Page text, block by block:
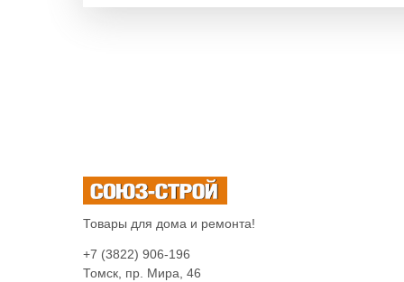
Товары для дома и ремонта!
+7 (3822) 906-196
Томск, пр. Мира, 46